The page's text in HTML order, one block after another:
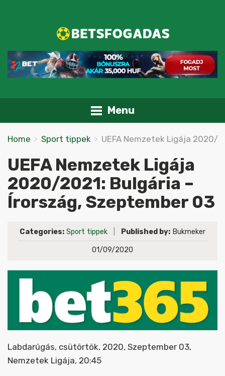
Menu
Home Sport tippek UEFA Nemzetek Ligája 2020/
UEFA Nemzetek Ligája
2020/2021: Bulgária –
Írország, Szeptember 03
Categories: Sport tippek Published by: Bukmeker
01/09/2020
Labdarúgás, csütörtök, 2020, Szeptember 03,
Nemzetek Ligája, 20:45